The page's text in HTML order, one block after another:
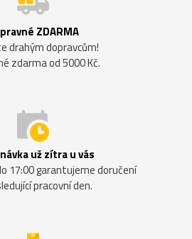
ZDARMA
drahým dopravcům!
zdarma od 5000 Kč.
už zítra u vás
17:00 garantujeme doručení
pracovní den.